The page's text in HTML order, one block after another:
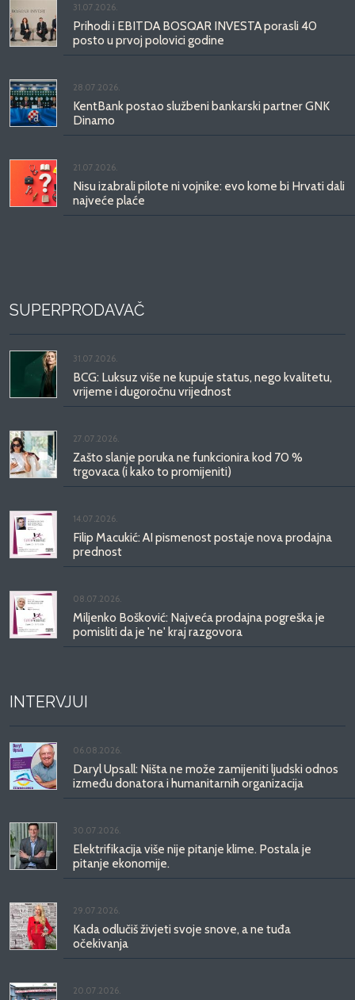
31.07.2026.
Prihodi i EBITDA BOSQAR INVESTA porasli 40
posto u prvoj polovici godine
28.07.2026.
KentBank postao službeni bankarski partner GNK
Dinamo
21.07.2026.
Nisu izabrali pilote ni vojnike: evo kome bi Hrvati dali
najveće plaće
SUPERPRODAVAČ
31.07.2026.
BCG: Luksuz više ne kupuje status, nego kvalitetu,
vrijeme i dugoročnu vrijednost
27.07.2026.
Zašto slanje poruka ne funkcionira kod 70 %
trgovaca (i kako to promijeniti)
14.07.2026.
Filip Macukić: AI pismenost postaje nova prodajna
prednost
08.07.2026.
Miljenko Bošković: Najveća prodajna pogreška je
pomisliti da je 'ne' kraj razgovora
INTERVJUI
06.08.2026.
Daryl Upsall: Ništa ne može zamijeniti ljudski odnos
između donatora i humanitarnih organizacija
30.07.2026.
Elektrifikacija više nije pitanje klime. Postala je
pitanje ekonomije.
29.07.2026.
Kada odlučiš živjeti svoje snove, a ne tuđa
očekivanja
20.07.2026.